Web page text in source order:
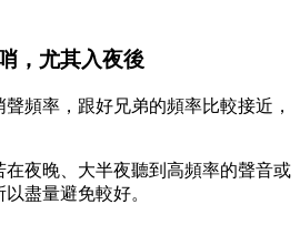
，尤其入夜後
聲頻率，跟好兄弟的頻率比較接近，
在夜晚、大半夜聽到高頻率的聲音或
盡量避免較好。